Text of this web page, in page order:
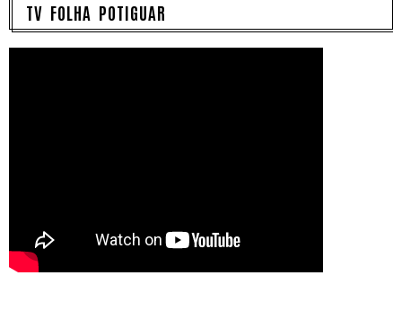
TV FOLHA POTIGUAR